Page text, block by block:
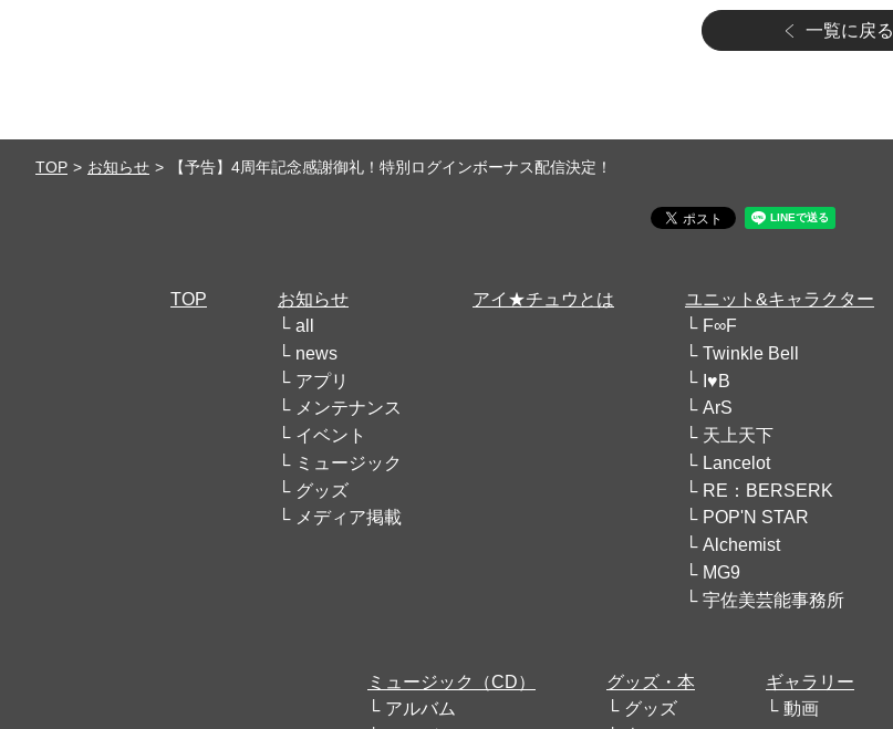
一覧に戻る
TOP お知らせ 【予告】4周年記念感謝御礼！特別ログインボーナス配信決定！
TOP
お知らせ
all
news
アプリ
メンテナンス
イベント
ミュージック
グッズ
メディア掲載
アイ★チュウとは
ユニット&キャラクター
F∞F
Twinkle Bell
I♥B
ArS
天上天下
Lancelot
RE：BERSERK
POP'N STAR
Alchemist
MG9
宇佐美芸能事務所
ミュージック（CD）
アルバム
グッズ・本
グッズ
ギャラリー
動画